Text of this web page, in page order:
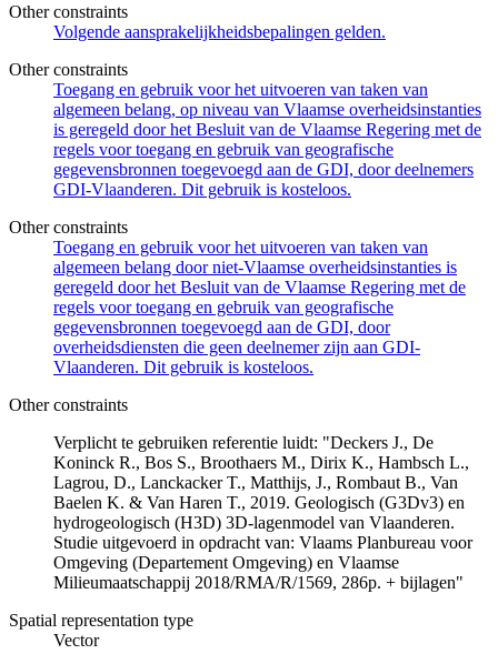
Other constraints
Volgende aansprakelijkheidsbepalingen gelden.
Other constraints
Toegang en gebruik voor het uitvoeren van taken van
algemeen belang, op niveau van Vlaamse overheidsinstanties
is geregeld door het Besluit van de Vlaamse Regering met de
regels voor toegang en gebruik van geografische
gegevensbronnen toegevoegd aan de GDI, door deelnemers
GDI-Vlaanderen. Dit gebruik is kosteloos.
Other constraints
Toegang en gebruik voor het uitvoeren van taken van
algemeen belang door niet-Vlaamse overheidsinstanties is
geregeld door het Besluit van de Vlaamse Regering met de
regels voor toegang en gebruik van geografische
gegevensbronnen toegevoegd aan de GDI, door
overheidsdiensten die geen deelnemer zijn aan GDI-
Vlaanderen. Dit gebruik is kosteloos.
Other constraints
Verplicht te gebruiken referentie luidt: "Deckers J., De
Koninck R., Bos S., Broothaers M., Dirix K., Hambsch L.,
Lagrou, D., Lanckacker T., Matthijs, J., Rombaut B., Van
Baelen K. & Van Haren T., 2019. Geologisch (G3Dv3) en
hydrogeologisch (H3D) 3D-lagenmodel van Vlaanderen.
Studie uitgevoerd in opdracht van: Vlaams Planbureau voor
Omgeving (Departement Omgeving) en Vlaamse
Milieumaatschappij 2018/RMA/R/1569, 286p. + bijlagen"
Spatial representation type
Vector